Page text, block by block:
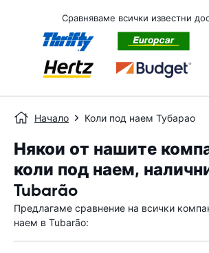
Сравняваме всички известни
Начало Коли под наем Тубарао
Някои от нашите
коли под наем,
Tubarão
Предлагаме сравнение на всички
наем в Tubarão: